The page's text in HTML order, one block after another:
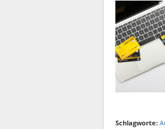
Schlagworte: